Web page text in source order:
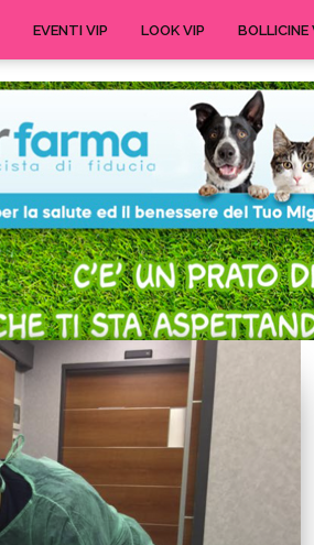
EVENTI VIP LOOK VIP BOLLICINE